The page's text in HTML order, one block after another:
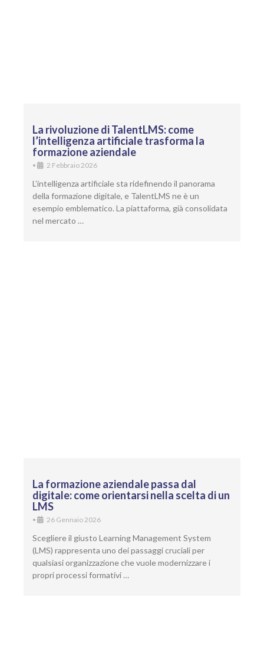
La rivoluzione di TalentLMS: come
l’intelligenza artificiale trasforma la
formazione aziendale
• 2 Febbraio 2026
L’intelligenza artificiale sta ridefinendo il panorama
della formazione digitale, e TalentLMS ne è un
esempio emblematico. La piattaforma, già consolidata
nel mercato …
La formazione aziendale passa dal
digitale: come orientarsi nella scelta di un
LMS
• 26 Gennaio 2026
Scegliere il giusto Learning Management System
(LMS) rappresenta uno dei passaggi cruciali per
qualsiasi organizzazione che vuole modernizzare i
propri processi formativi …